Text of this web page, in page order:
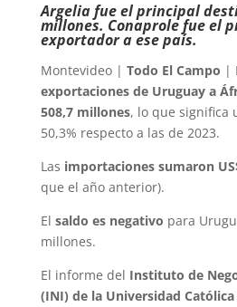
Argelia fue el principal
millones. Conaprole fue el
exportador a ese país.
Montevideo | Todo El Campo |
exportaciones de Uruguay a
508,7 millones, lo que significa
50,3% respecto a las de 2023.
Las importaciones sumaron
que el año anterior).
El saldo es negativo para
millones.
El informe del Instituto de
(INI) de la Universidad